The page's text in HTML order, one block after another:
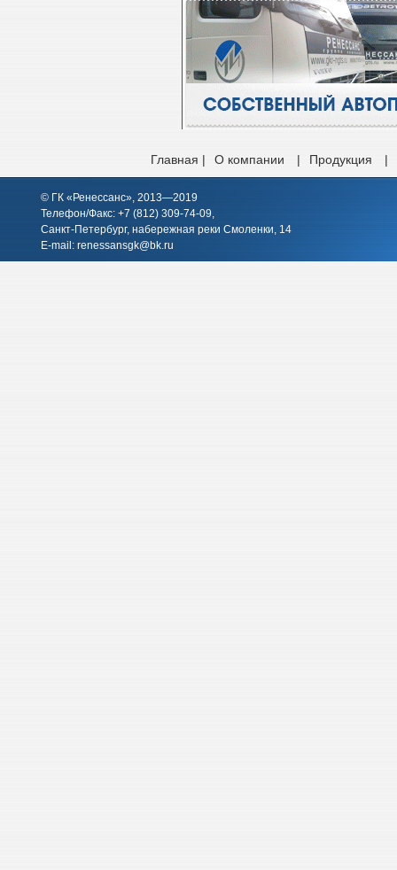
Главная | О компании | Продукция |
© ГК «Ренессанс», 2013—2019
Телефон/Факс: +7 (812) 309-74-09,
Санкт-Петербург, набережная реки Смоленки, 14
E-mail: renessansgk@bk.ru